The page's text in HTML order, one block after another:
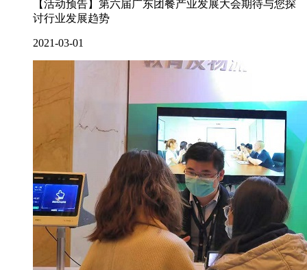
【活动预告】第六届广东团餐产业发展大会期待与您探
讨行业发展趋势
2021-03-01